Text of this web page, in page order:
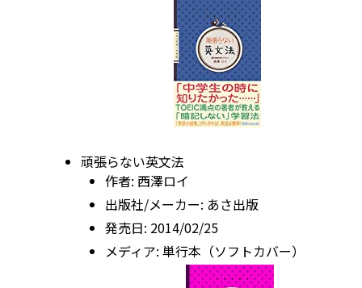
頑張らない英文法
作者: 西澤ロイ
出版社/メーカー: あさ出版
発売日: 2014/02/25
メディア: 単行本（ソフトカバー）